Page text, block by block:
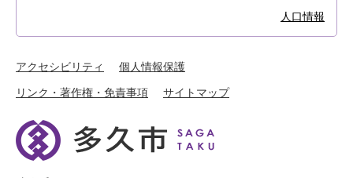
人口情報
アクセシビリティ 個人情報保護
リンク・著作権・免責事項 サイトマップ